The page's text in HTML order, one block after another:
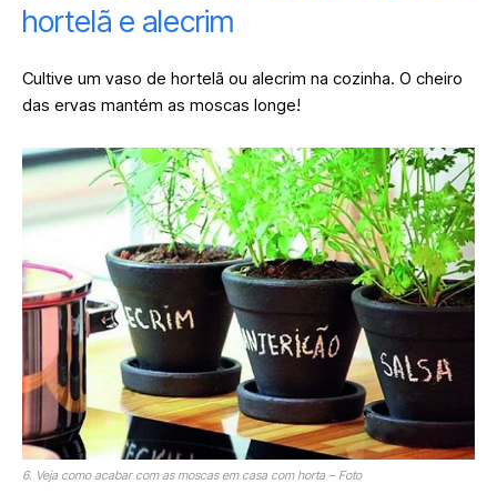
hortelã e alecrim
Cultive um vaso de hortelã ou alecrim na cozinha. O cheiro
das ervas mantém as moscas longe!
6. Veja como acabar com as moscas em casa com horta – Foto